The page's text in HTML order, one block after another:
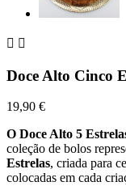
 
Doce Alto Cinco
19,90 €
O Doce Alto 5
coleção de bolos
Estrelas, criada para
colocadas em cada